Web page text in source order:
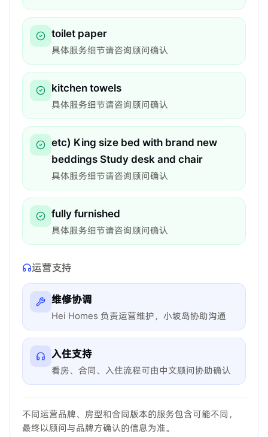
toilet paper
具体服务细节请咨询顾问确认
kitchen towels
具体服务细节请咨询顾问确认
etc) King size bed with brand new
beddings Study desk and chair
具体服务细节请咨询顾问确认
fully furnished
具体服务细节请咨询顾问确认
运营支持
维修协调
Hei Homes 负责运营维护，小坡岛协助沟通
入住支持
看房、合同、入住流程可由中文顾问协助确认
不同运营品牌、房型和合同版本的服务包含可能不同，
最终以顾问与品牌方确认的信息为准。